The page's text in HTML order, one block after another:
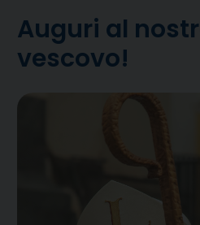
Auguri al
vescovo!